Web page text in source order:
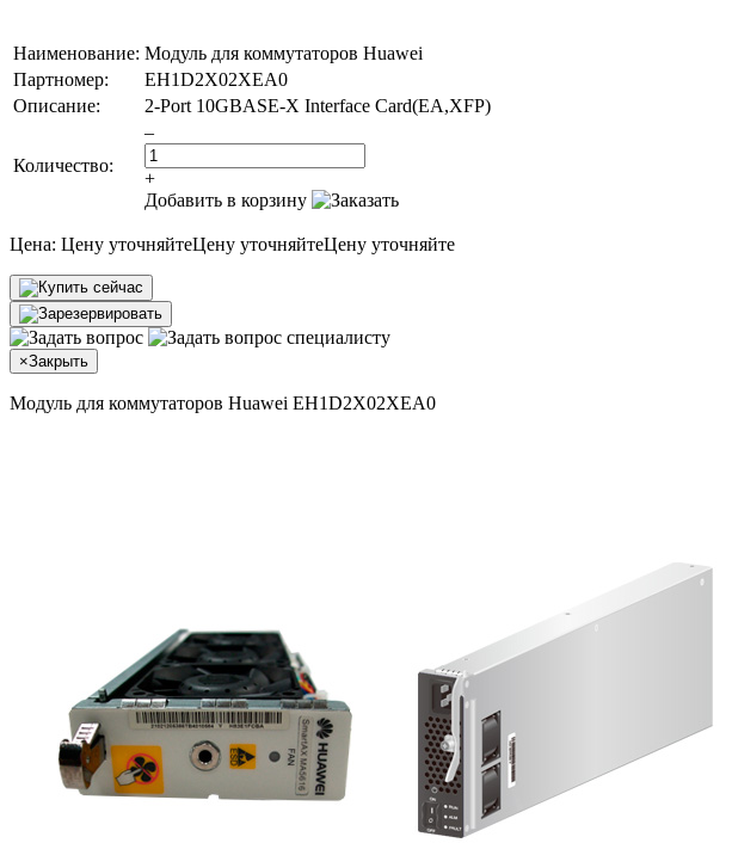
Наименование: Модуль для коммутаторов Huawei
Партномер:
EH1D2X02XEA0
Описание:
2-Port 10GBASE-X Interface Card(EA,XFP)
Количество:
–
+
Добавить в корзину
Цена: Цену уточняйтеЦену уточняйтеЦену уточняйте
×Закрыть
Модуль для коммутаторов Huawei EH1D2X02XEA0